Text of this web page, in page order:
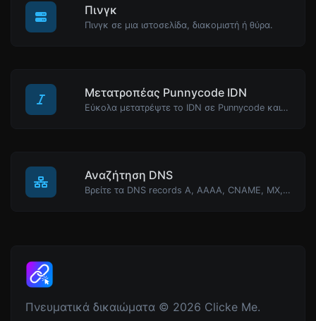
Πινγκ
Πινγκ σε μια ιστοσελίδα, διακομιστή ή θύρα.
Μετατροπέας Punnycode IDN
Εύκολα μετατρέψτε το IDN σε Punnycode και πίσω.
Αναζήτηση DNS
Βρείτε τα DNS records A, AAAA, CNAME, MX, NS, TXT, SOA ενός host.
Πνευματικά δικαιώματα © 2026 Clicke Me.